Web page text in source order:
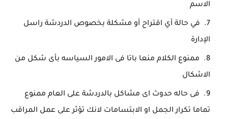
الاسم
في حالة أي اقتراح أو مشكلة بخصوص الدردشة راسل
الإدارة
ممنوع الكلام منعا باتا فى الامور السياسه بأى شكل من
الاشكال
فى حاله حدوث اى مشاكل بالدردشة على العام ممنوع
تماما تكرار الجمل او الابتسامات لانك تؤثر على عمل المراقب